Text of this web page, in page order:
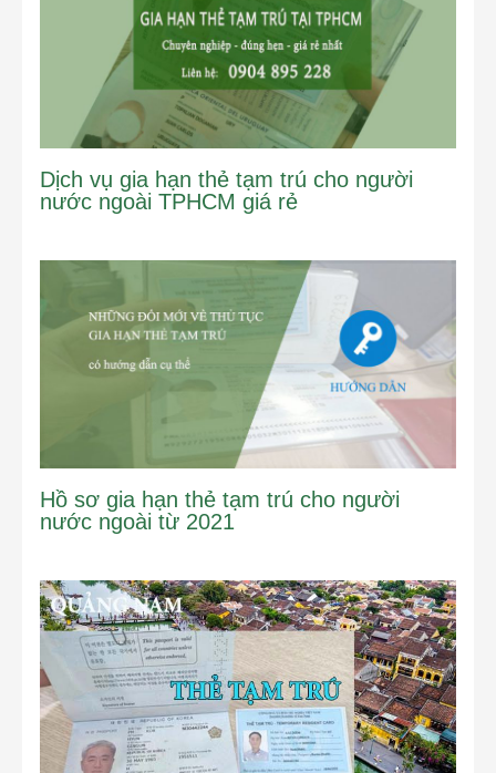
Dịch vụ gia hạn thẻ tạm trú cho người
nước ngoài TPHCM giá rẻ
Hồ sơ gia hạn thẻ tạm trú cho người
nước ngoài từ 2021